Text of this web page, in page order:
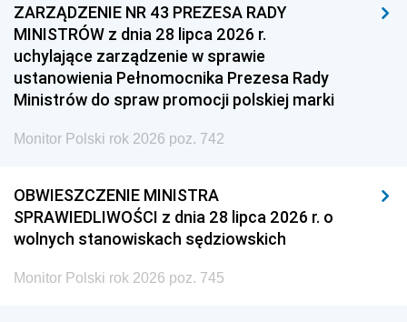
ZARZĄDZENIE NR 43 PREZESA RADY
MINISTRÓW z dnia 28 lipca 2026 r.
uchylające zarządzenie w sprawie
ustanowienia Pełnomocnika Prezesa Rady
Ministrów do spraw promocji polskiej marki
Monitor Polski rok 2026 poz. 742
OBWIESZCZENIE MINISTRA
SPRAWIEDLIWOŚCI z dnia 28 lipca 2026 r. o
wolnych stanowiskach sędziowskich
Monitor Polski rok 2026 poz. 745